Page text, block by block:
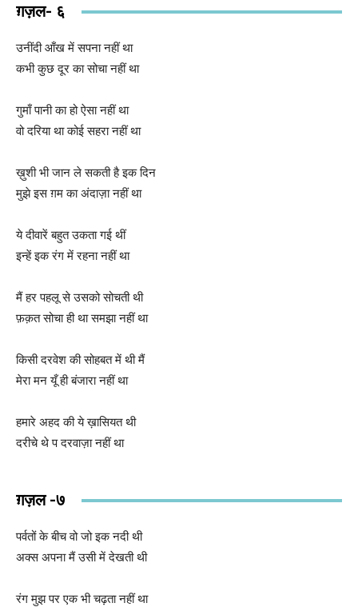
ग़ज़ल- ६
उनींदी आँख में सपना नहीं था
कभी कुछ दूर का सोचा नहीं था
गुमाँ पानी का हो ऐसा नहीं था
वो दरिया था कोई सहरा नहीं था
ख़ुशी भी जान ले सकती है इक दिन
मुझे इस ग़म का अंदाज़ा नहीं था
ये दीवारें बहुत उकता गई थीं
इन्हें इक रंग में रहना नहीं था
मैं हर पहलू से उसको सोचती थी
फ़क़त सोचा ही था समझा नहीं था
किसी दरवेश की सोहबत में थी मैं
मेरा मन यूँ ही बंजारा नहीं था
हमारे अहद की ये ख़ासियत थी
दरीचे थे प दरवाज़ा नहीं था
ग़ज़ल -७
पर्वतों के बीच वो जो इक नदी थी
अक्स अपना मैं उसी में देखती थी
रंग मुझ पर एक भी चढ़ता नहीं था